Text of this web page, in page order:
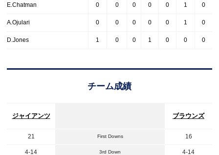
E.Chatman 0 0 0 0 0 1 0
A.Ojulari 0 0 0 0 0 1 0
D.Jones 1 0 0 1 0 0 0
チーム成績
ジャイアンツ ブラウンズ
21 First Downs 16
4-14 3rd Down 4-14